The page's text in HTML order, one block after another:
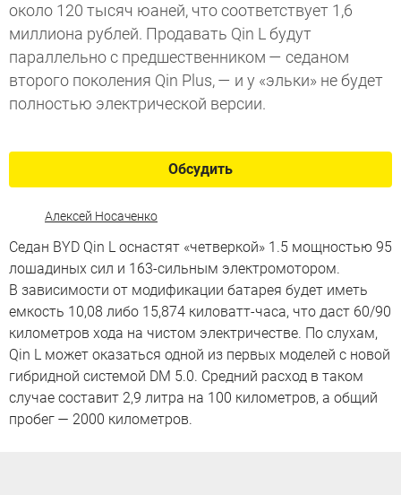
около 120 тысяч юаней, что соответствует 1,6
миллиона рублей. Продавать Qin L будут
параллельно с предшественником — седаном
второго поколения Qin Plus, — и у «эльки» не будет
полностью электрической версии.
Обсудить
Алексей Носаченко
Седан BYD Qin L оснастят «четверкой» 1.5 мощностью 95
лошадиных сил и 163-сильным электромотором.
В зависимости от модификации батарея будет иметь
емкость 10,08 либо 15,874 киловатт-часа, что даст 60/90
километров хода на чистом электричестве. По слухам,
Qin L может оказаться одной из первых моделей с новой
гибридной системой DM 5.0. Средний расход в таком
случае составит 2,9 литра на 100 километров, а общий
пробег — 2000 километров.